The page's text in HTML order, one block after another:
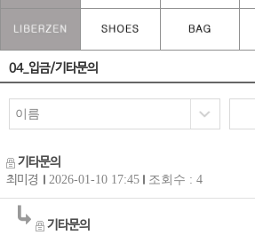
04_입금/기타문의
기타문의
최미경
2026-01-10 17:45 조회수 : 4
기타문의